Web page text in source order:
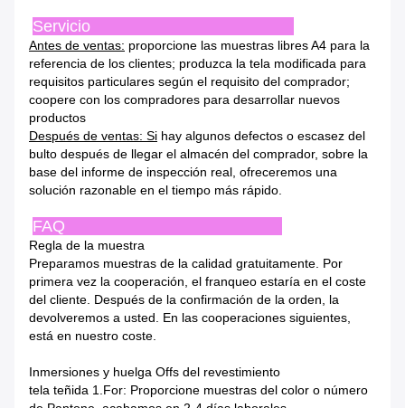
Servicio
Antes de ventas: proporcione las muestras libres A4 para la
referencia de los clientes; produzca la tela modificada para
requisitos particulares según el requisito del comprador;
coopere con los compradores para desarrollar nuevos
productos
Después de ventas: Si hay algunos defectos o escasez del
bulto después de llegar el almacén del comprador, sobre la
base del informe de inspección real, ofreceremos una
solución razonable en el tiempo más rápido.
FAQ
Regla de la muestra
Preparamos muestras de la calidad gratuitamente. Por
primera vez la cooperación, el franqueo estaría en el coste
del cliente. Después de la confirmación de la orden, la
devolveremos a usted. En las cooperaciones siguientes,
está en nuestro coste.
Inmersiones y huelga Offs del revestimiento
tela teñida 1.For: Proporcione muestras del color o número